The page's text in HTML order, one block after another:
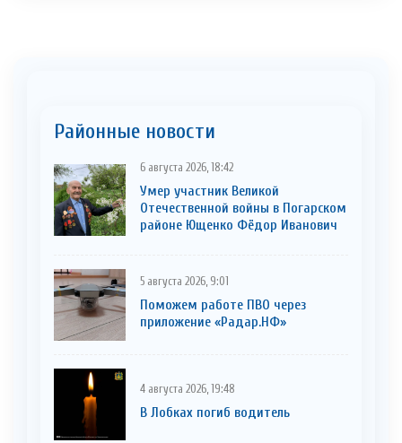
Районные новости
6 августа 2026, 18:42
Умер участник Великой
Отечественной войны в Погарском
районе Ющенко Фёдор Иванович
5 августа 2026, 9:01
Поможем работе ПВО через
приложение «Радар.НФ»
4 августа 2026, 19:48
В Лобках погиб водитель